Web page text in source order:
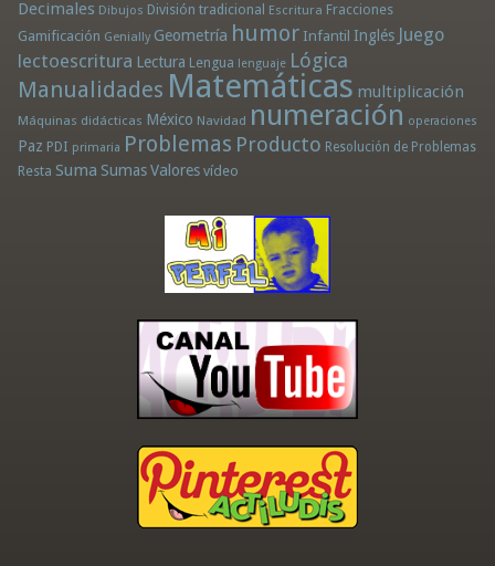
Decimales Dibujos División tradicional Escritura Fracciones
Gamificación Genially Geometría humor Infantil Inglés Juego
lectoescritura Lectura Lengua lenguaje Lógica
Manualidades Matemáticas multiplicación
Máquinas didácticas México Navidad numeración operaciones
Paz PDI primaria Problemas Producto Resolución de Problemas
Resta Suma Sumas Valores vídeo